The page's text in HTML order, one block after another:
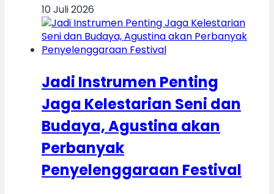
10 Juli 2026
Jadi Instrumen Penting
Jaga Kelestarian Seni dan
Budaya, Agustina akan
Perbanyak
Penyelenggaraan Festival